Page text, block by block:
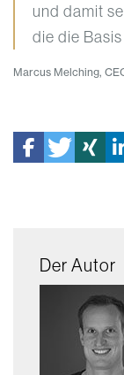
und damit
die die
Marcus Melching,
Der Autor